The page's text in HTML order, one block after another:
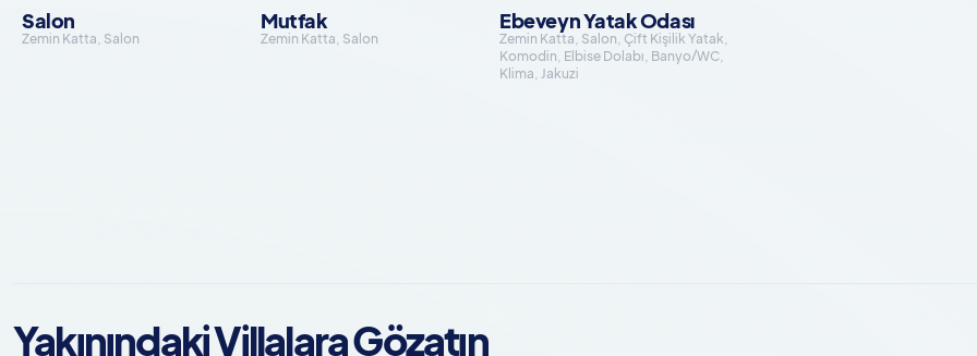
Salon
Zemin Katta, Salon
Mutfak
Zemin Katta, Salon
Ebeveyn Yatak Odası
Zemin Katta, Salon, Çift Kişilik Yatak,
Komodin, Elbise Dolabı, Banyo/WC,
Klima, Jakuzi
Yakınındaki Villalara Gözatın